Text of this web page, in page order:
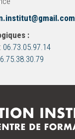
:
06.73.05.97.14